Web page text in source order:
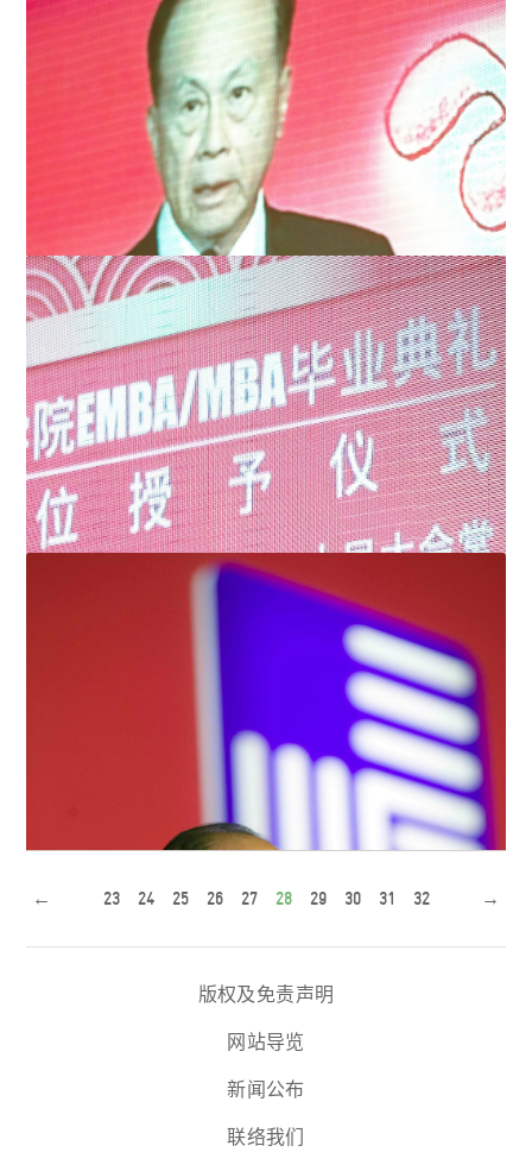
李嘉诚先生亲身出席长江商学院在北京人民大会堂举行的
EMBA / MBA毕业礼暨学位授予...
李嘉诚先生在长江商学院毕业礼上致辞时说，强者的有
为，关键在我们能否凭仗自...
李嘉诚先生以「强者的有为」为题，勉励三百三十位长江
← 23 24 25 26 27 28 29 30 31 32 →
版权及免责声明
网站导览
新闻公布
联络我们